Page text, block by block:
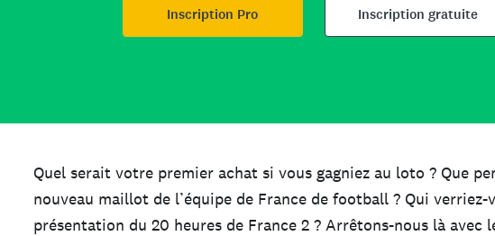
Inscription Pro Inscription gratuite
Quel serait votre premier achat si vous gagniez au loto ? Que
nouveau maillot de l’équipe de France de football ? Qui verriez-
présentation du 20 heures de France 2 ? Arrêtons-nous là avec